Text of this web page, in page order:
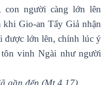
con người càng lớn lên
khi Gio-an Tẩy Giả nhận
được lớn lên, chính lúc ý
vinh Ngài như người
gần đến (Mt 4,17).